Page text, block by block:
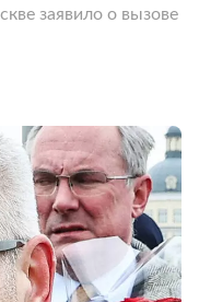
заявило о вызове